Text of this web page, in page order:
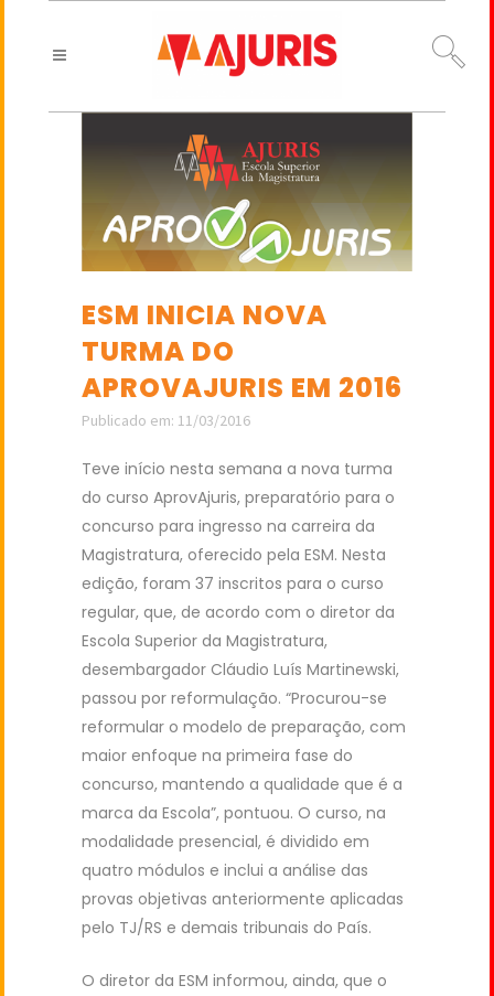
ESM INICIA NOVA
TURMA DO
APROVAJURIS EM 2016
Publicado em: 11/03/2016
Teve início nesta semana a nova turma
do curso AprovAjuris, preparatório para o
concurso para ingresso na carreira da
Magistratura, oferecido pela ESM. Nesta
edição, foram 37 inscritos para o curso
regular, que, de acordo com o diretor da
Escola Superior da Magistratura,
desembargador Cláudio Luís Martinewski,
passou por reformulação. “Procurou-se
reformular o modelo de preparação, com
maior enfoque na primeira fase do
concurso, mantendo a qualidade que é a
marca da Escola”, pontuou. O curso, na
modalidade presencial, é dividido em
quatro módulos e inclui a análise das
provas objetivas anteriormente aplicadas
pelo TJ/RS e demais tribunais do País.
O diretor da ESM informou, ainda, que o